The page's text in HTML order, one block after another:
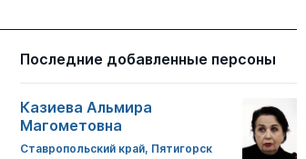
Последние добавленные персоны
Казиева Альмира
Магометовна
Ставропольский край, Пятигорск